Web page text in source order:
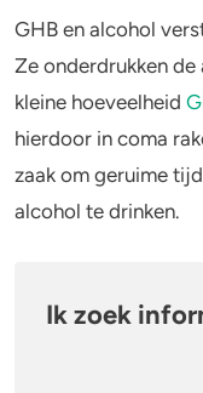
Cocaïne
3-MMC
GHB
Lachgas
Paddo’s
Combinaties
Zorgen om
Feiten over
GHB en alcohol
Ze onderdrukken de
kleine hoeveelheid
hierdoor in coma
zaak om geruime
alcohol te drinken.
Ik zoek